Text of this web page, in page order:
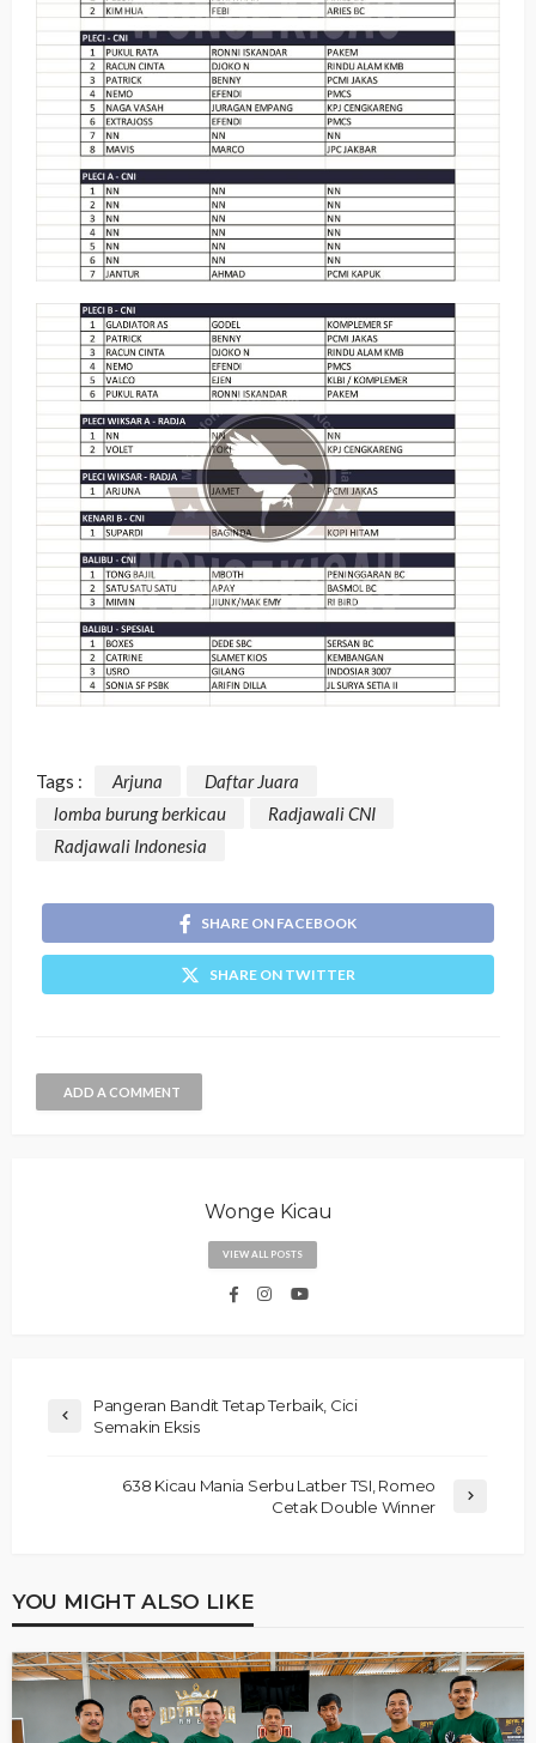
Tags : Arjuna
Daftar Juara
lomba burung berkicau
Radjawali CNI
Radjawali Indonesia
SHARE ON FACEBOOK
SHARE ON TWITTER
ADD A COMMENT
Wonge Kicau
VIEW ALL POSTS
Pangeran Bandit Tetap Terbaik, Cici
Semakin Eksis
638 Kicau Mania Serbu Latber TSI, Romeo
Cetak Double Winner
YOU MIGHT ALSO LIKE